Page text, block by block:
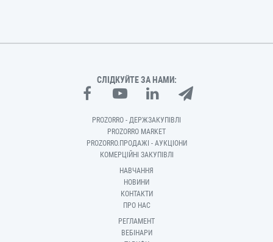
СЛІДКУЙТЕ ЗА НАМИ:
PROZORRO - ДЕРЖЗАКУПІВЛІ
PROZORRO MARKET
PROZORRO.ПРОДАЖІ - АУКЦІОНИ
КОМЕРЦІЙНІ ЗАКУПІВЛІ
НАВЧАННЯ
НОВИНИ
КОНТАКТИ
ПРО НАС
РЕГЛАМЕНТ
ВЕБІНАРИ